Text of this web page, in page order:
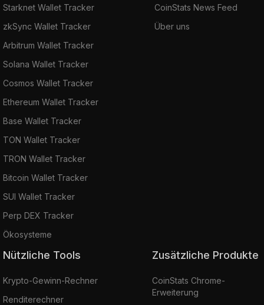
Starknet Wallet Tracker
zkSync Wallet Tracker
Arbitrum Wallet Tracker
Solana Wallet Tracker
Cosmos Wallet Tracker
Ethereum Wallet Tracker
Base Wallet Tracker
TON Wallet Tracker
TRON Wallet Tracker
Bitcoin Wallet Tracker
SUI Wallet Tracker
Perp DEX Tracker
Ökosysteme
CoinStats News Feed
Über uns
Nützliche Tools
Krypto-Gewinn-Rechner
Renditerechner
Zusätzliche Produkte
CoinStats Chrome-
Erweiterung